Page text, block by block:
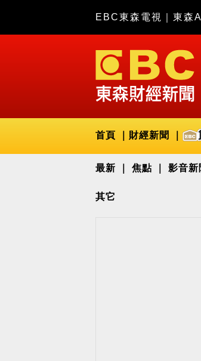
EBC東森電視 東森
首頁 財經新聞
最新 焦點 影音新
其它